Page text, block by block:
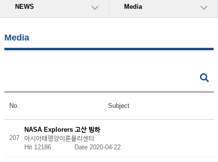
NEWS Media
Media
No. Subject
207
NASA Explorers 고산 빙하
아시아태평양이론물리센터
Hit 12186 Date 2020-04-22